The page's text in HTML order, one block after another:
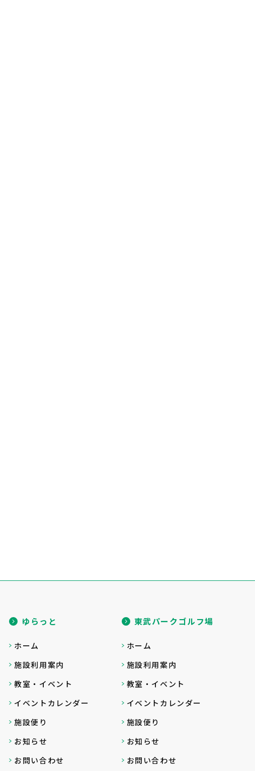
ゆらっと
ホーム
施設利用案内
教室・イベント
イベントカレンダー
施設便り
お知らせ
お問い合わせ
東武パークゴルフ場
ホーム
施設利用案内
教室・イベント
イベントカレンダー
施設便り
お知らせ
お問い合わせ